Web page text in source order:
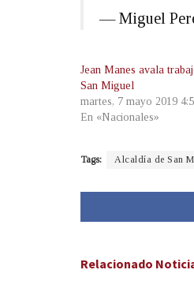
— Miguel
Jean Manes avala
San Miguel
martes, 7 mayo 2019
En «Nacionales»
Tags: Alcaldía de San
Relacionado